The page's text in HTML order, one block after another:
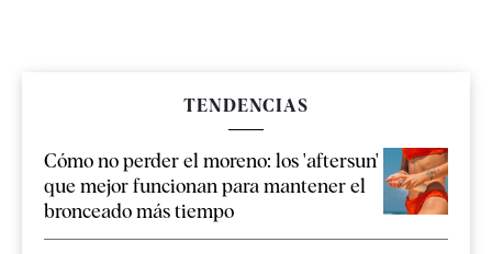
TENDENCIAS
Cómo no perder el moreno: los 'aftersun'
que mejor funcionan para mantener el
bronceado más tiempo